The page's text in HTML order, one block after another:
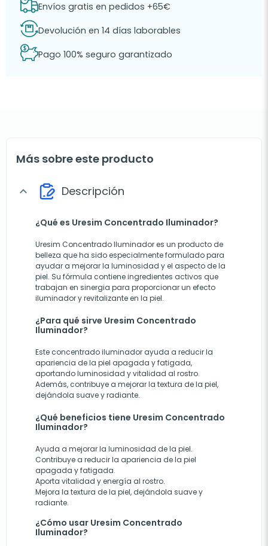
Envíos gratis en pedidos +65€
Devolución en 14 días laborables
Pago 100% seguro garantizado
Más sobre este producto
expand_more Descripción
¿Qué es Uresim Concentrado Iluminador?
Uresim Concentrado Iluminador es un producto de
belleza que ha sido especialmente formulado para
ayudar a mejorar la luminosidad y el aspecto de la
piel. Su fórmula contiene ingredientes activos que
trabajan en sinergia para proporcionar un efecto
iluminador y revitalizante en la piel.
¿Para qué sirve Uresim Concentrado
Iluminador?
Este concentrado iluminador ayuda a reducir la
apariencia de la piel apagada y fatigada,
aportando luminosidad y vitalidad al rostro.
Además, contribuye a mejorar la textura de la piel,
dejándola suave y radiante.
¿Qué beneficios tiene Uresim Concentrado
Iluminador?
Ayuda a mejorar la luminosidad de la piel.
Contribuye a reducir la apariencia de la piel
apagada y fatigada.
Aporta vitalidad y energía al rostro.
Mejora la textura de la piel, dejándola suave y
radiante.
¿Cómo usar Uresim Concentrado
Iluminador?